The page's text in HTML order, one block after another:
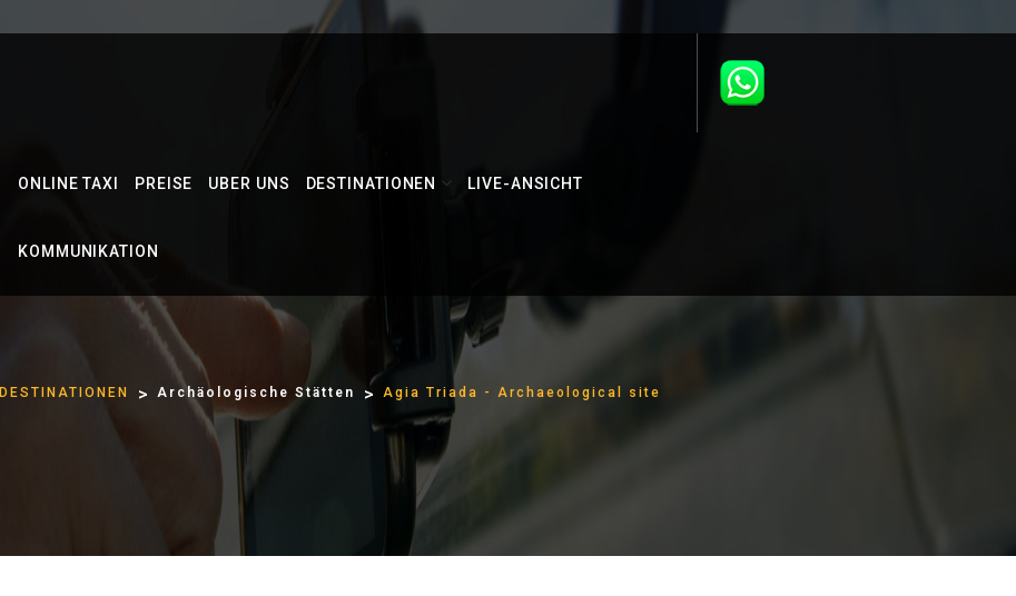
ONLINE TAXI PREISE UBER UNS DESTINATIONEN LIVE-ANSICHT
KOMMUNIKATION
DESTINATIONEN Archäologische Stätten Agia Triada - Archaeological site